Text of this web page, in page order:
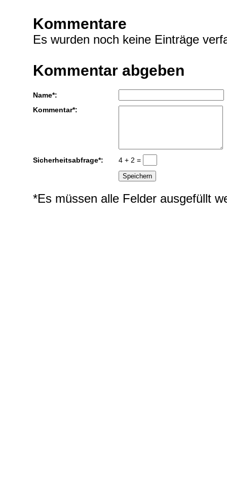
Kommentare
Es wurden noch keine Einträge
Kommentar abgeben
Name*:
Kommentar*:
Sicherheitsabfrage*: 4 + 2 =
*Es müssen alle Felder ausgefüllt